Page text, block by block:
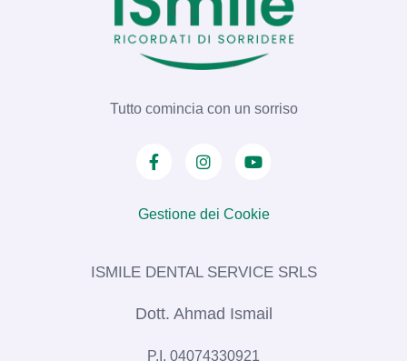
Tutto comincia con un sorriso
Gestione dei Cookie
ISMILE DENTAL SERVICE SRLS​
Dott. Ahmad Ismail
P.I. 04074330921